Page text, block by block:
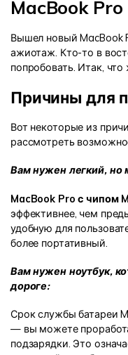
MacBook Pro
Вышел новый MacBook
ажиотаж. Кто-то в
попробовать. Итак,
Причины для
Вот некоторые из
рассмотреть
Вам нужен легкий, но
MacBook Pro с чипом
эффективнее, чем
удобную для
более портативный.
Вам нужен ноутбук,
дороге:
Срок службы батареи
— вы можете
подзарядки. Это